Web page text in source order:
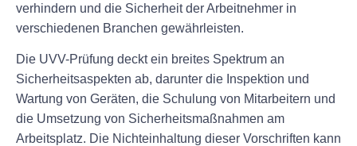
verhindern und die Sicherheit der Arbeitnehmer in
verschiedenen Branchen gewährleisten.
Die UVV-Prüfung deckt ein breites Spektrum an
Sicherheitsaspekten ab, darunter die Inspektion und
Wartung von Geräten, die Schulung von Mitarbeitern und
die Umsetzung von Sicherheitsmaßnahmen am
Arbeitsplatz. Die Nichteinhaltung dieser Vorschriften kann